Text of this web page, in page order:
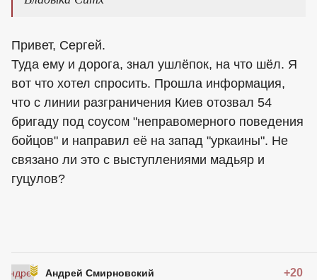
Привет, Сергей.
Туда ему и дорога, знал ушлёпок, на что шёл. Я
вот что хотел спросить. Прошла информация,
что с линии разграничения Киев отозвал 54
бригаду под соусом "неправомерного поведения
бойцов" и направил её на запад "уркаины". Не
связано ли это с выступлениями мадьяр и
гуцулов?
Андрей Смирновский +20